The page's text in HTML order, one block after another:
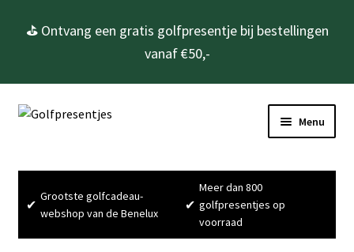
⛳ Ontvang een gratis golfpresentje bij bestellingen
vanaf €50,-
Ga
navigatie
Ga
inhoud
Menu
Golfcadeau’s
Golfbenodigdheden
✔
Grootste golfcadeau-
webshop van de Benelux
✔
Meer dan 800
golfpresentjes op
voorraad